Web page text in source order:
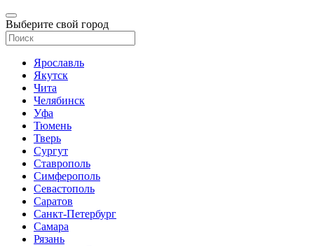
Выберите свой город
Ярославль
Якутск
Чита
Челябинск
Уфа
Тюмень
Тверь
Сургут
Ставрополь
Симферополь
Севастополь
Саратов
Санкт-Петербург
Самара
Рязань